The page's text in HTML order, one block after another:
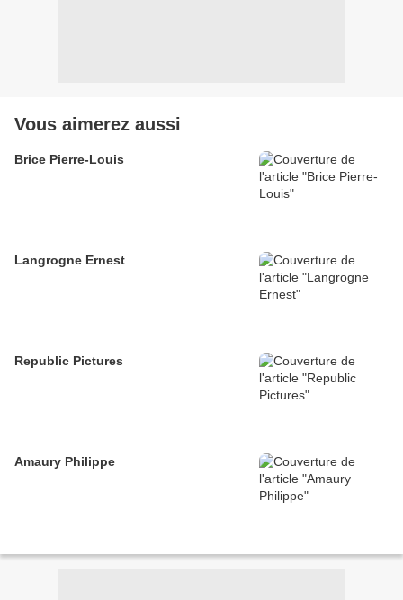
Vous aimerez aussi
Brice Pierre-Louis
Langrogne Ernest
Republic Pictures
Amaury Philippe